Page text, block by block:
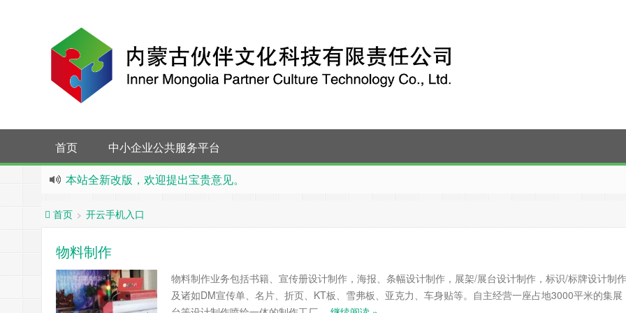
首页
中小企业公共服务平台
本站全新改版，欢迎提出宝贵意见。
首页 > 开云手机入口
物料制作
物料制作业务包括书籍、宣传册设计制作，海报、条幅设计制作，展架/展台设计制作，标识/标牌设计制作
及诸如DM宣传单、名片、折页、KT板、雪弗板、亚克力、车身贴等。自主经营一座占地3000平米的集展